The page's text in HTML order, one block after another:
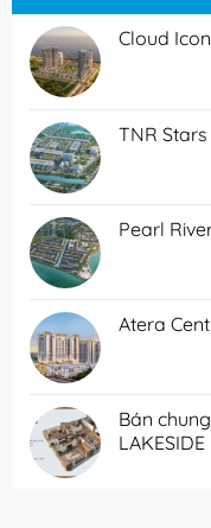
Cloud
TNR
Pearl
Atera
Bán
LAKESIDE